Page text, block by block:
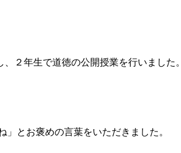
２年生で道徳の公開授業を行いました。
とお褒めの言葉をいただきました。